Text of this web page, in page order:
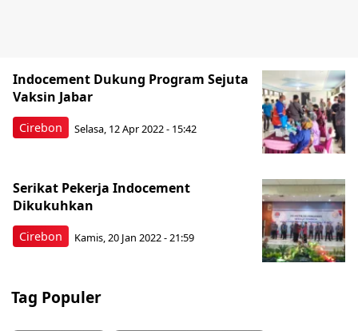
Cirebon
Indocement Dukung Program Sejuta
Vaksin Jabar
Selasa, 12 Apr 2022 - 15:42
Cirebon
Serikat Pekerja Indocement
Dikukuhkan
Kamis, 20 Jan 2022 - 21:59
Tag Populer